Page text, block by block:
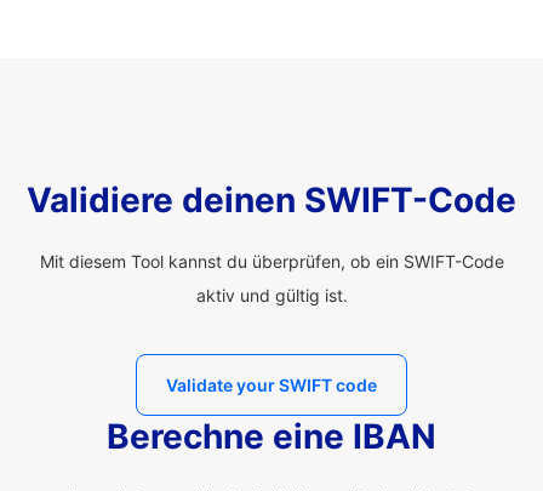
Validiere deinen SWIFT-Code
Mit diesem Tool kannst du überprüfen, ob ein SWIFT-Code
aktiv und gültig ist.
Validate your SWIFT code
Berechne eine IBAN